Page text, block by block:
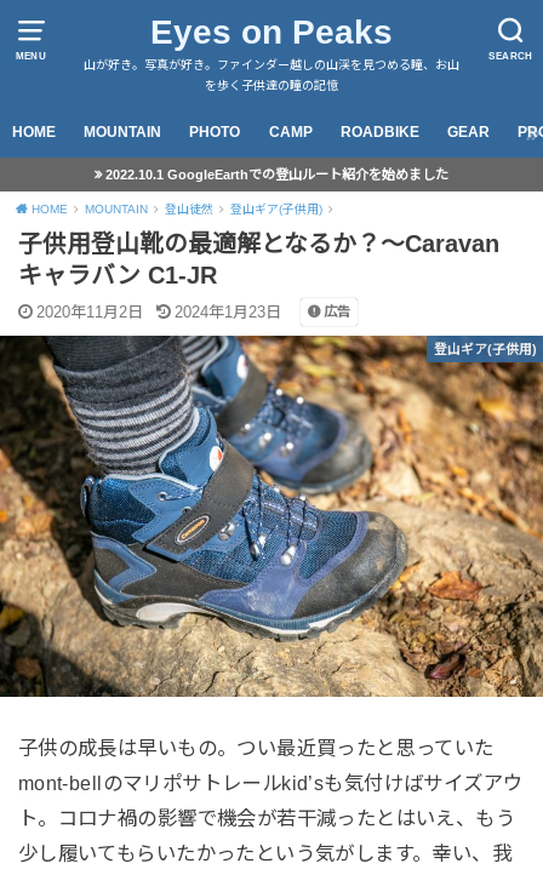
MENU SEARCH
Eyes on Peaks
山が好き。写真が好き。ファインダー越しの山渓を見つめる瞳、お山
を歩く子供達の瞳の記憶
HOME MOUNTAIN PHOTO CAMP ROADBIKE GEAR
2022.10.1 GoogleEarthでの登山ルート紹介を始めました
HOME MOUNTAIN 登山徒然 登山ギア(子供用)
子供用登山靴の最適解となるか？～Caravan
キャラバン C1-JR
2020年11月2日 2024年1月23日 広告
登山ギア(子供用)
子供の成長は早いもの。つい最近買ったと思っていた
mont-bellのマリポサトレールkid’sも気付けばサイズアウ
ト。コロナ禍の影響で機会が若干減ったとはいえ、もう
少し履いてもらいたかったという気がします。幸い、我